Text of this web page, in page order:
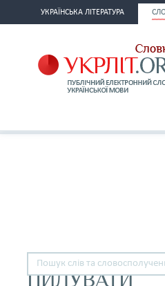
УКРАЇНСЬКА ЛІТЕРАТУРА
ПИЛУВАТИ